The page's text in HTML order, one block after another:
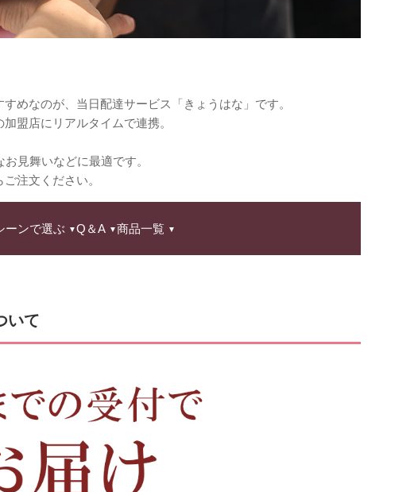
めなのが、当日配達サービス「きょうはな」です。
盟店にリアルタイムで連携。
見舞いなどに最適です。
注文ください。
ーンで選ぶ Q＆A 商品一覧
いて